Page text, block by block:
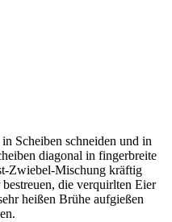
Scheiben schneiden und in
diagonal in fingerbreite
Zwiebel-Mischung kräftig
die verquirlten Eier
heißen Brühe aufgießen